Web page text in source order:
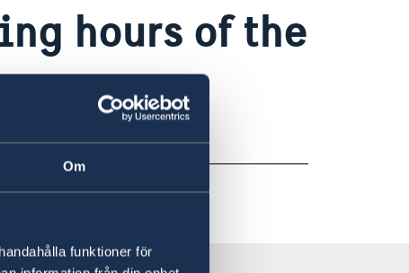
Om
funktioner för
hours of the